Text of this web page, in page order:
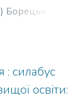
) Борецький
: силабус
освіти: